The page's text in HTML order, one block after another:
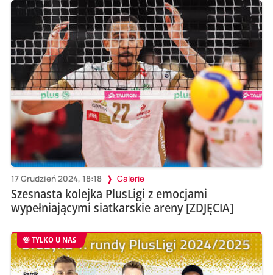
17 Grudzień 2024, 18:18 Galerie
Szesnasta kolejka PlusLigi z emocjami
wypełniającymi siatkarskie areny [ZDJĘCIA]
TYLKO U NAS